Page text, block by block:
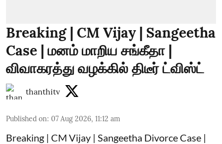
Breaking | CM Vijay | Sangeetha
Case | மனம் மாறிய சங்கீதா |
விவாகரத்து வழக்கில் திடீர் ட்விஸ்ட்
thanthitv
Published on: 07 Aug 2026, 11:12 am
Breaking | CM Vijay | Sangeetha Divorce Case |